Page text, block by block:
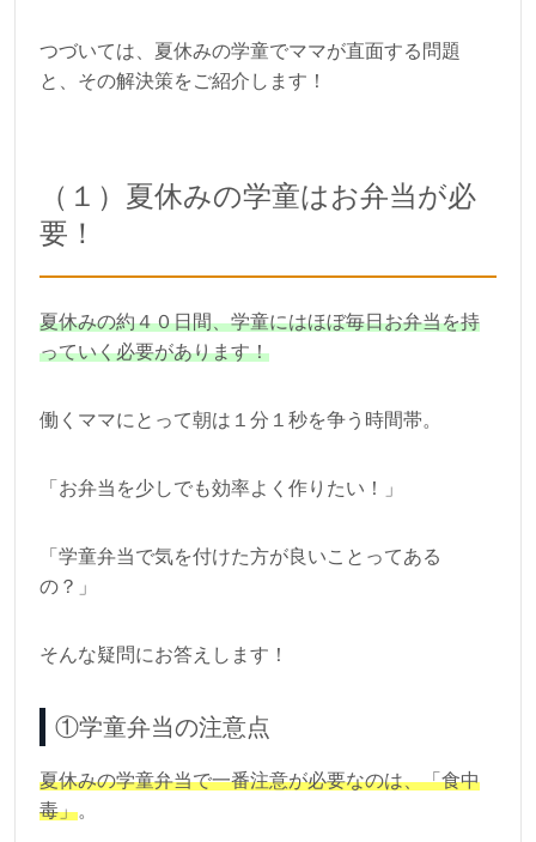
つづいては、夏休みの学童でママが直面する問題
と、その解決策をご紹介します！
（１）夏休みの学童はお弁当が必
要！
夏休みの約４０日間、学童にはほぼ毎日お弁当を持
っていく必要があります！
働くママにとって朝は１分１秒を争う時間帯。
「お弁当を少しでも効率よく作りたい！」
「学童弁当で気を付けた方が良いことってある
の？」
そんな疑問にお答えします！
①学童弁当の注意点
夏休みの学童弁当で一番注意が必要なのは、「食中
毒」。